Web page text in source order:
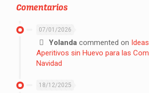
Comentarios
07/01/2026
Yolanda commented on
Aperitivos sin Huevo para las
Navidad
18/12/2025